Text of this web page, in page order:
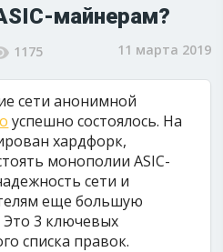
майнерам?
1175 11 марта 2019
сети анонимной
успешно состоялось. На
хардфорк,
монополии ASIC-
сети и
еще большую
3 ключевых
списка правок.